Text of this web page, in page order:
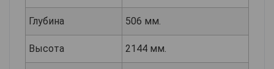
Глубина 506 мм.
Высота 2144 мм.